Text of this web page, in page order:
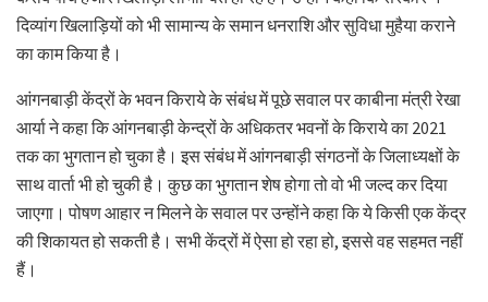
दिव्यांग खिलाड़ियों को भी सामान्य के समान धनराशि और सुविधा मुहैया कराने
का काम किया है।
आंगनबाड़ी केंद्रों के भवन किराये के संबंध में पूछे सवाल पर काबीना मंत्री रेखा
आर्या ने कहा कि आंगनबाड़ी केन्द्रों के अधिकतर भवनों के किराये का 2021
तक का भुगतान हो चुका है। इस संबंध में आंगनबाड़ी संगठनों के जिलाध्यक्षों के
साथ वार्ता भी हो चुकी है। कुछ का भुगतान शेष होगा तो वो भी जल्द कर दिया
जाएगा। पोषण आहार न मिलने के सवाल पर उन्होंने कहा कि ये किसी एक केंद्र
की शिकायत हो सकती है। सभी केंद्रों में ऐसा हो रहा हो, इससे वह सहमत नहीं
हैं।